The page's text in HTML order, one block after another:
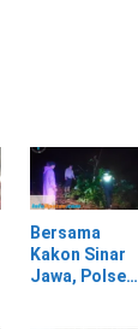
Bersama
Kakon Sinar
Jawa, Polsek